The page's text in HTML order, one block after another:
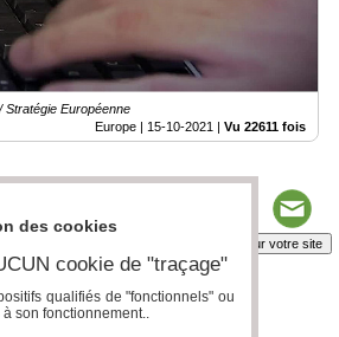
Européenne
Europe | 15-10-2021 | Vu 22611 fois
Insérez sur votre site
des cookies
cookie de "traçage"
qualifiés de "fonctionnels" ou
à son fonctionnement..